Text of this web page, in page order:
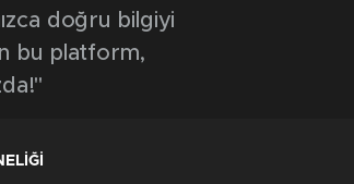
doğru bilgiyi
bu platform,